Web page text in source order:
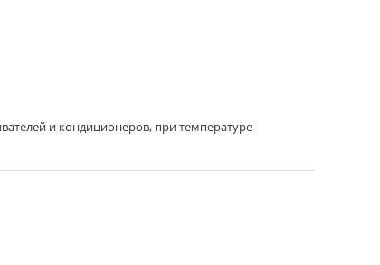
и кондиционеров, при температуре